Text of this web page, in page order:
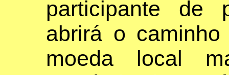
participante de
abrirá o
moeda local